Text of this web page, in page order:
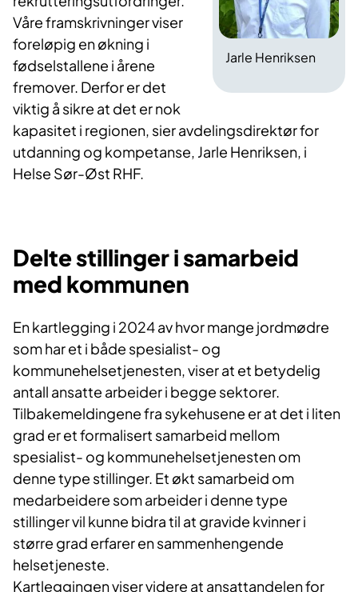
Jarle Henriksen
Våre framskrivninger viser
foreløpig en økning i
fødselstallene i årene
fremover. Derfor er det
viktig å sikre at det er nok
kapasitet i regionen, sier avdelingsdirektør for
utdanning og kompetanse, Jarle Henriksen, i
Helse Sør-Øst RHF.
Delte stillinger i samarbeid
med kommunen
En kartlegging i 2024 av hvor mange jordmødre
som har et i både spesialist- og
kommunehelsetjenesten, viser at et betydelig
antall ansatte arbeider i begge sektorer.
Tilbakemeldingene fra sykehusene er at det i liten
grad er et formalisert samarbeid mellom
spesialist- og kommunehelsetjenesten om
denne type stillinger. Et økt samarbeid om
medarbeidere som arbeider i denne type
stillinger vil kunne bidra til at gravide kvinner i
større grad erfarer en sammenhengende
helsetjeneste.
Kartleggingen viser videre at ansattandelen for